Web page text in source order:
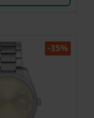
-35%